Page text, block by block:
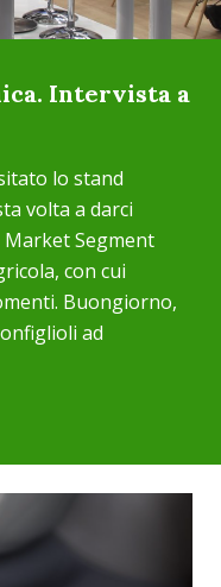
Intervista a
lo stand
volta a darci
Segment
con cui
Buongiorno,
ad